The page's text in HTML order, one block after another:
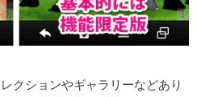
クションやギャラリーなどあり